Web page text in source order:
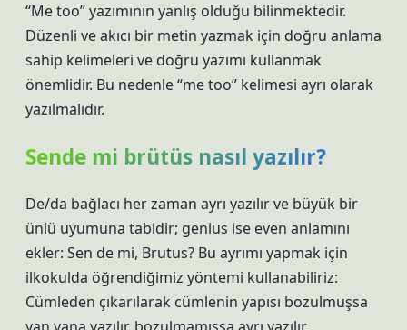
“Me too” yazımının yanlış olduğu bilinmektedir.
Düzenli ve akıcı bir metin yazmak için doğru anlama
sahip kelimeleri ve doğru yazımı kullanmak
önemlidir. Bu nedenle “me too” kelimesi ayrı olarak
yazılmalıdır.
Sende mi brütüs nasıl yazılır?
De/da bağlacı her zaman ayrı yazılır ve büyük bir
ünlü uyumuna tabidir; genius ise even anlamını
ekler: Sen de mi, Brutus? Bu ayrımı yapmak için
ilkokulda öğrendiğimiz yöntemi kullanabiliriz:
Cümleden çıkarılarak cümlenin yapısı bozulmuşsa